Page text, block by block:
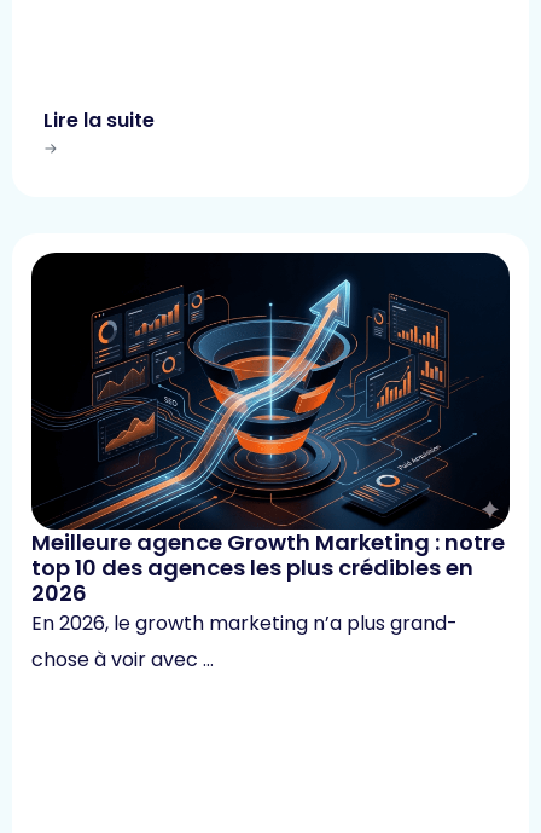
Lire la suite
Meilleure agence Growth Marketing : notre
top 10 des agences les plus crédibles en
2026
En 2026, le growth marketing n’a plus grand-
chose à voir avec …